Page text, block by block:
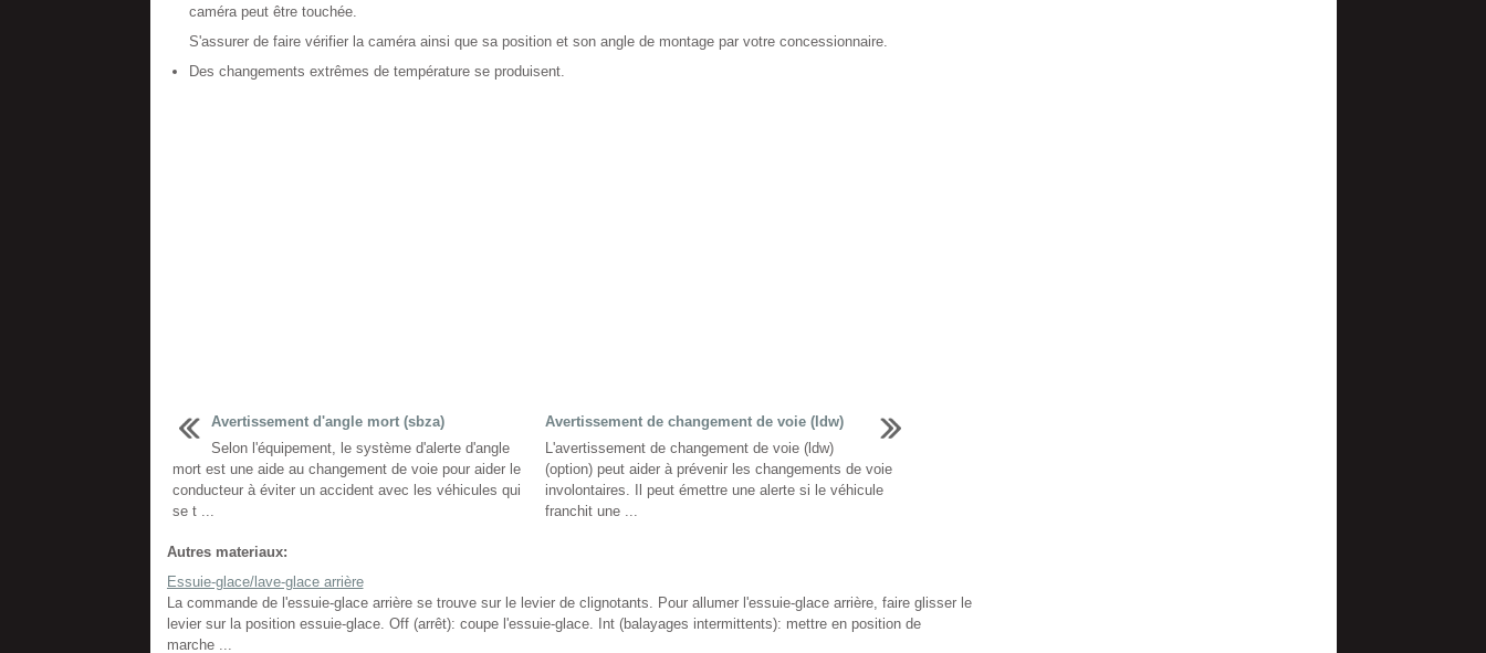
caméra peut être touchée.
S'assurer de faire vérifier la caméra ainsi que sa position et son angle de montage par votre concessionnaire.
Des changements extrêmes de température se produisent.
Avertissement d'angle mort (sbza)
Selon l'équipement, le système d'alerte d'angle
mort est une aide au changement de voie pour aider le
conducteur à éviter un accident avec les véhicules qui
se t ...
Avertissement de changement de voie (ldw)
L'avertissement de changement de voie (ldw)
(option) peut aider à prévenir les changements de voie
involontaires. Il peut émettre une alerte si le véhicule
franchit une ...
Autres materiaux:
Essuie-glace/lave-glace arrière
La commande de l'essuie-glace arrière se trouve sur le levier de clignotants. Pour allumer l'essuie-glace arrière, faire glisser le
levier sur la position essuie-glace. Off (arrêt): coupe l'essuie-glace. Int (balayages intermittents): mettre en position de
marche ...